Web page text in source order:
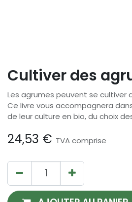
Cultiver des
Les agrumes peuvent se cultiver
Ce livre vous accompagnera
de leur culture en bio, du choix
24,53 € TVA comprise